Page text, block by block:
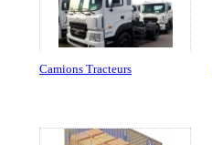
Camions Tracteurs